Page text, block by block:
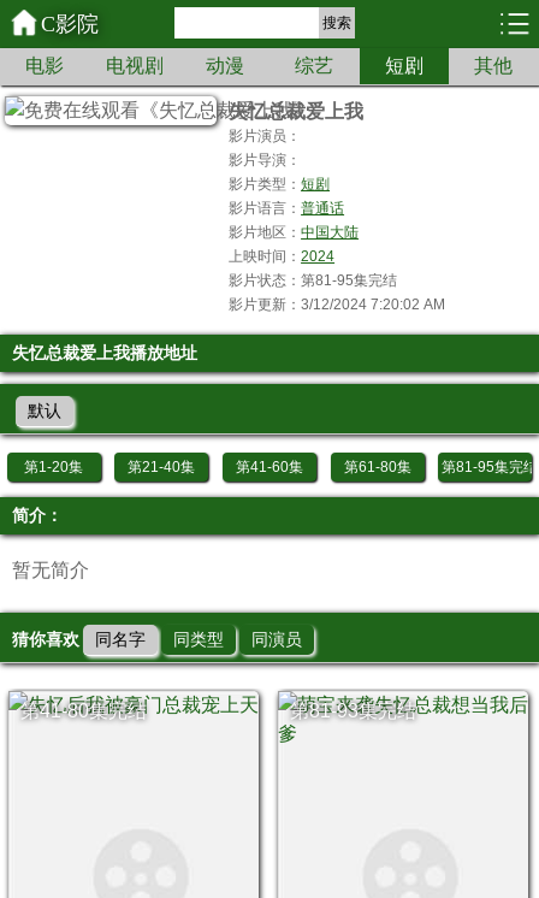
C影院 搜索
电影 电视剧 动漫 综艺 短剧 其他
失忆总裁爱上我
影片演员：
影片导演：
影片类型：短剧
影片语言：普通话
影片地区：中国大陆
上映时间：2024
影片状态：第81-95集完结
影片更新：3/12/2024 7:20:02 AM
失忆总裁爱上我播放地址
默认
第1-20集 第21-40集 第41-60集 第61-80集 第81-95集完结
简介：
暂无简介
猜你喜欢 同名字 同类型 同演员
第41-80集完结 第81-93集完结